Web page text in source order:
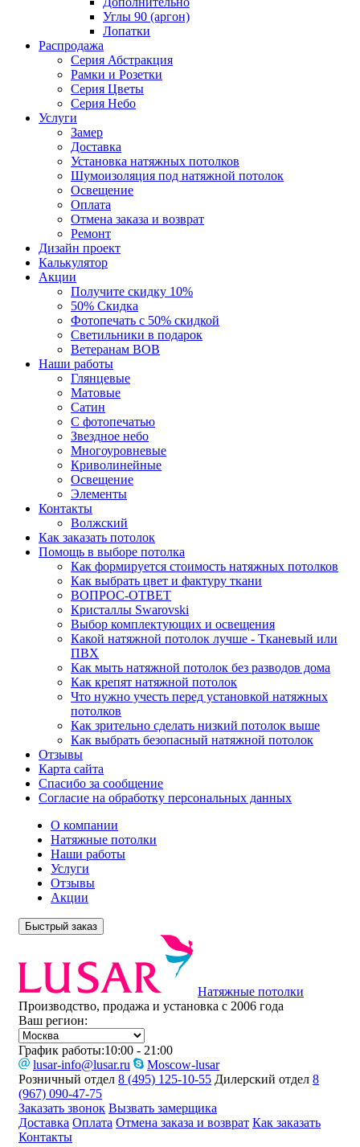
Углы 90 (аргон)
Лопатки
Распродажа
Серия Абстракция
Рамки и Розетки
Серия Цветы
Серия Небо
Услуги
Замер
Доставка
Установка натяжных потолков
Шумоизоляция под натяжной потолок
Освещение
Оплата
Отмена заказа и возврат
Ремонт
Дизайн проект
Калькулятор
Акции
Получите скидку 10%
50% Скидка
Фотопечать с 50% скидкой
Светильники в подарок
Ветеранам ВОВ
Наши работы
Глянцевые
Матовые
Сатин
С фотопечатью
Звездное небо
Многоуровневые
Криволинейные
Освещение
Элементы
Контакты
Волжский
Как заказать потолок
Помощь в выборе потолка
Как формируется стоимость натяжных потолков
Как выбрать цвет и фактуру ткани
ВОПРОС-ОТВЕТ
Кристаллы Swarovski
Выбор комплектующих и освещения
Какой натяжной потолок лучше - Тканевый или
ПВХ
Как мыть натяжной потолок без разводов дома
Как крепят натяжной потолок
Что нужно учесть перед установкой натяжных
потолков
Как зрительно сделать низкий потолок выше
Как выбрать безопасный натяжной потолок
Отзывы
Карта сайта
Спасибо за сообщение
Согласие на обработку персональных данных
О компании
Натяжные потолки
Наши работы
Услуги
Отзывы
Акции
Быстрый заказ
Натяжные потолки
Производство, продажа и установка с 2006 года
Ваш регион:
График работы:10:00 - 21:00
lusar-info@lusar.ru
Moscow-lusar
Розничный отдел 8 (495) 125-10-55 Дилерский отдел 8
(967) 090-47-75
Заказать звонок Вызвать замерщика
Доставка Оплата Отмена заказа и возврат Как заказать
Контакты